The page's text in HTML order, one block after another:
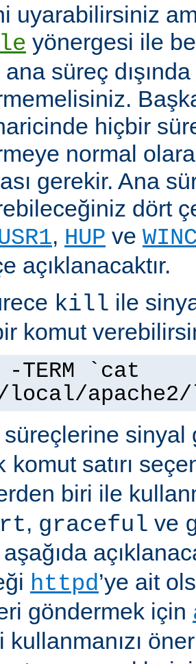
uyarabilirsiniz
yönergesi ile
süreç
hiçbir
normal
gerekir. Ana
dört
, HUP ve
açıklanacaktır.
kill ile
komut
`cat
süreçlerine sinyal
komut satırı
biri ile
, graceful ve
httpd’ye ait
göndermek için
kullanmanızı